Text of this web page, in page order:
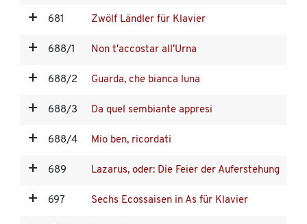
681 Zwölf Ländler für Klavier
688/1 Non t'accostar all'Urna
688/2 Guarda, che bianca luna
688/3 Da quel sembiante appresi
688/4 Mio ben, ricordati
689 Lazarus, oder: Die Feier der Auferstehung
697 Sechs Ecossaisen in As für Klavier